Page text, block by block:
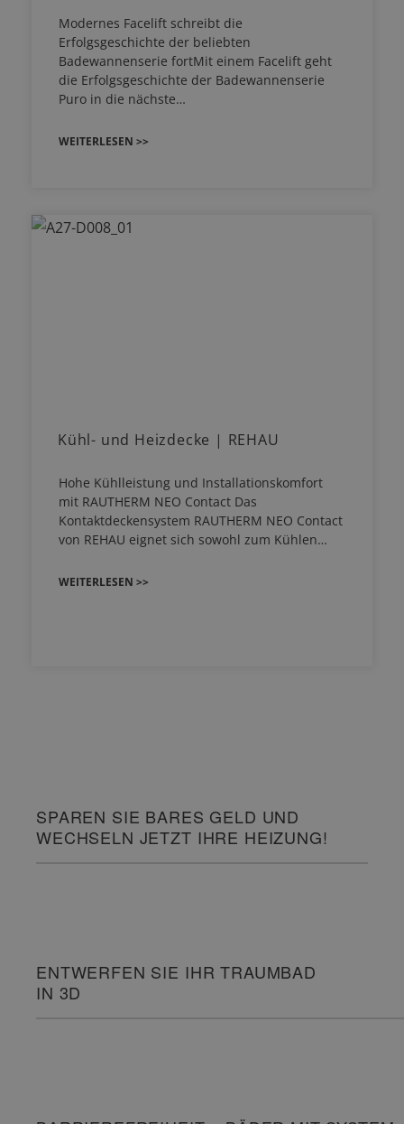
Modernes Facelift schreibt die
Erfolgsgeschichte der beliebten
Badewannenserie fortMit einem Facelift geht
die Erfolgsgeschichte der Badewannenserie
Puro in die nächste…
WEITERLESEN >>
Kühl- und Heizdecke | REHAU
Hohe Kühlleistung und Installationskomfort
mit RAUTHERM NEO Contact Das
Kontaktdeckensystem RAUTHERM NEO Contact
von REHAU eignet sich sowohl zum Kühlen…
WEITERLESEN >>
SPAREN SIE BARES GELD UND
WECHSELN JETZT IHRE HEIZUNG!
ENTWERFEN SIE IHR TRAUMBAD
IN 3D